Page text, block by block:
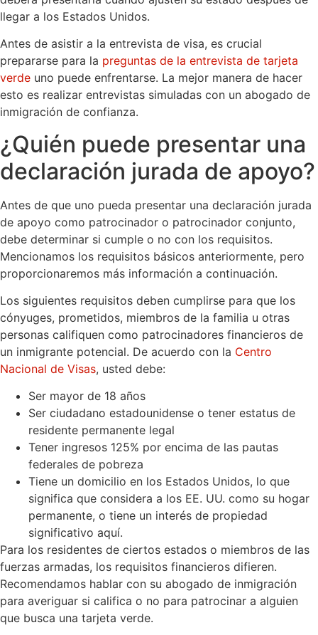
llegar a los Estados Unidos.
Antes de asistir a la entrevista de visa, es crucial
prepararse para la preguntas de la entrevista de tarjeta
verde uno puede enfrentarse. La mejor manera de hacer
esto es realizar entrevistas simuladas con un abogado de
inmigración de confianza.
¿Quién puede presentar una
declaración jurada de apoyo?
Antes de que uno pueda presentar una declaración jurada
de apoyo como patrocinador o patrocinador conjunto,
debe determinar si cumple o no con los requisitos.
Mencionamos los requisitos básicos anteriormente, pero
proporcionaremos más información a continuación.
Los siguientes requisitos deben cumplirse para que los
cónyuges, prometidos, miembros de la familia u otras
personas califiquen como patrocinadores financieros de
un inmigrante potencial. De acuerdo con la Centro
Nacional de Visas, usted debe:
Ser mayor de 18 años
Ser ciudadano estadounidense o tener estatus de
residente permanente legal
Tener ingresos 125% por encima de las pautas
federales de pobreza
Tiene un domicilio en los Estados Unidos, lo que
significa que considera a los EE. UU. como su hogar
permanente, o tiene un interés de propiedad
significativo aquí.
Para los residentes de ciertos estados o miembros de las
fuerzas armadas, los requisitos financieros difieren.
Recomendamos hablar con su abogado de inmigración
para averiguar si califica o no para patrocinar a alguien
que busca una tarjeta verde.